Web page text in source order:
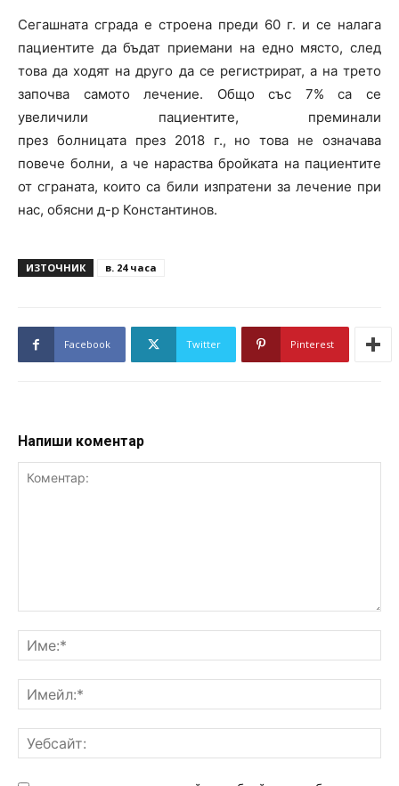
Сегашната сграда е строена преди 60 г. и се налага
пациентите да бъдат приемани на едно място, след
това да ходят на друго да се регистрират, а на трето
започва самото лечение. Общо със 7% са се
увеличили пациентите, преминали
през болницата през 2018 г., но това не означава
повече болни, а че нараства бройката на пациентите
от сграната, които са били изпратени за лечение при
нас, обясни д-р Константинов.
ИЗТОЧНИК в. 24 часа
Facebook Twitter Pinterest
Напиши коментар